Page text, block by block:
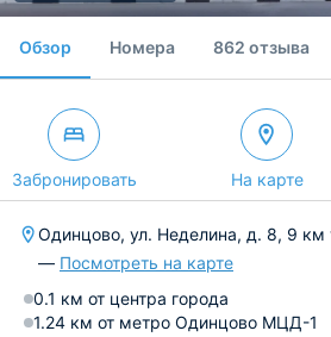
Обзор Номера 862 отзыва
Забронировать На карте
Одинцово, ул. Неделина, д. 8, 9 км
— Посмотреть на карте
0.1 км от центра города
1.24 км от метро Одинцово МЦД-1